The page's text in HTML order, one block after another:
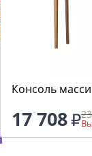
Консоль
17 708